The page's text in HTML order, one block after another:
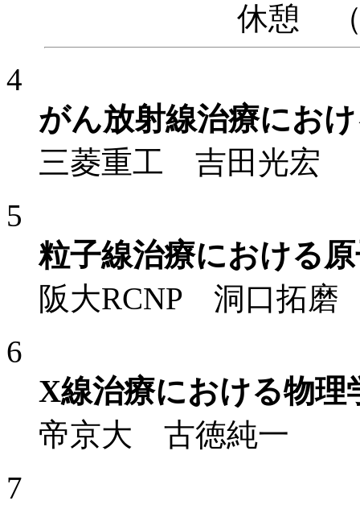
休憩 （
4
がん放射線治療にお
三菱重工 吉田光宏
5
粒子線治療における
阪大RCNP 洞口拓磨
6
X線治療における物理
帝京大 古徳純一
7